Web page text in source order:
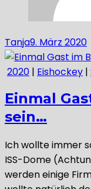
Tanja9. März 2020
2020 | Eishockey |
Einmal
sein…
Ich wollte immer
ISS-Dome
werden einige